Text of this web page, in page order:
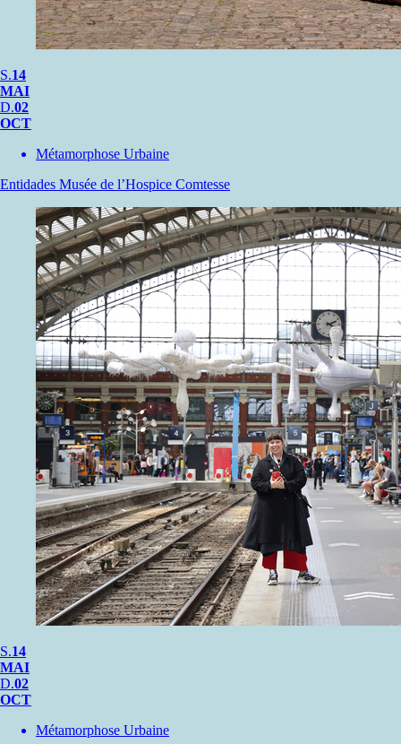
S.14
MAI
D.02
OCT
Métamorphose Urbaine
Entidades Musée de l’Hospice Comtesse
S.14
MAI
D.02
OCT
Métamorphose Urbaine